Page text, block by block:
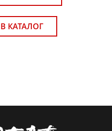
КАТАЛОГ